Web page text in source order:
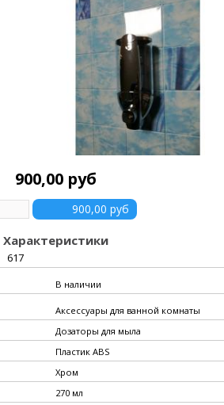
900,00 руб
Характеристики
617
В наличии
Аксессуары для ванной комнаты
Дозаторы для мыла
Пластик ABS
Хром
270 мл